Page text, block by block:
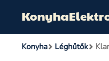
Konyha Léghűtők